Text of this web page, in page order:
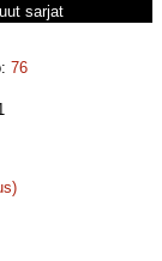
sarjat
76